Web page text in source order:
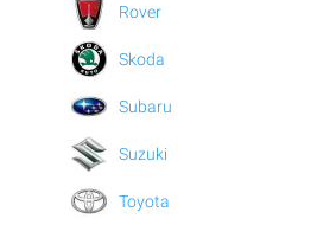
Rover
Skoda
Subaru
Suzuki
Toyota